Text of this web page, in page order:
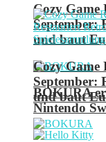
Cozy Game
September:
und baut
BOKURA
Nintendo
Cozy Game
September:
und baut